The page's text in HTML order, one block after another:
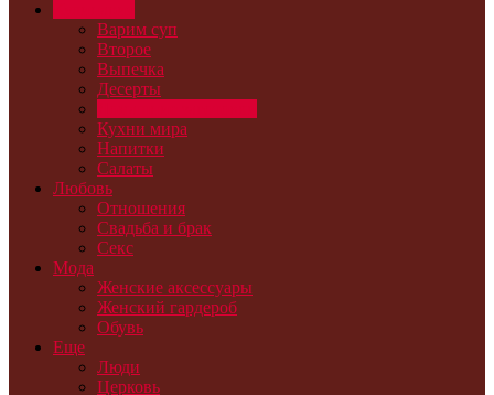
Варим суп
Второе
Выпечка
Десерты
Кухни мира
Напитки
Салаты
Любовь
Отношения
Свадьба и брак
Секс
Мода
Женские аксессуары
Женский гардероб
Обувь
Еще
Люди
Церковь